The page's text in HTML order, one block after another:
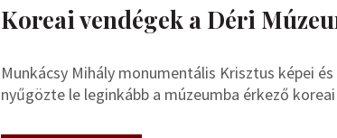
Koreai vendégek a Déri
Munkácsy Mihály monumentális Krisztus képei
nyűgözte le leginkább a múzeumba érkező